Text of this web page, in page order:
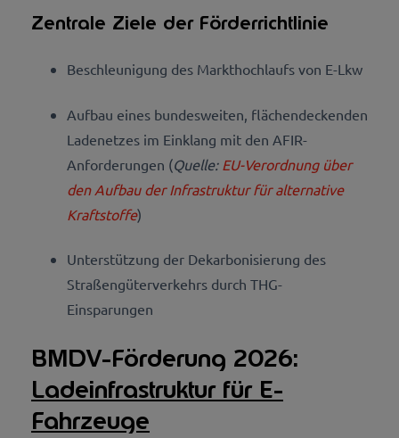
Zentrale Ziele der Förderrichtlinie
Beschleunigung des Markthochlaufs von E-Lkw
Aufbau eines bundesweiten, flächendeckenden
Ladenetzes im Einklang mit den AFIR-
Anforderungen (Quelle: EU-Verordnung über
den Aufbau der Infrastruktur für alternative
Kraftstoffe)
Unterstützung der Dekarbonisierung des
Straßengüterverkehrs durch THG-
Einsparungen
BMDV-Förderung 2026:
Ladeinfrastruktur für E-
Fahrzeuge